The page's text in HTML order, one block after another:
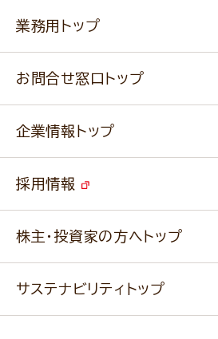
新商品・リニューアル商品
通販サイト一覧
作り方動画
みなさまのレシピはこちら
ふっくらパンをつくりましょう
キャンペーン
業務用トップ
ニップンの アマニ 業務用サイト
ベジカフェブランドサイト
お問合せ窓口トップ
改善事例
業務用商品のお問合せ
企業情報トップ
事業紹介
経営理念・経営方針・行動規範・行動指針
ニップンの歴史
採用情報
株主・投資家の方へトップ
サステナビリティトップ